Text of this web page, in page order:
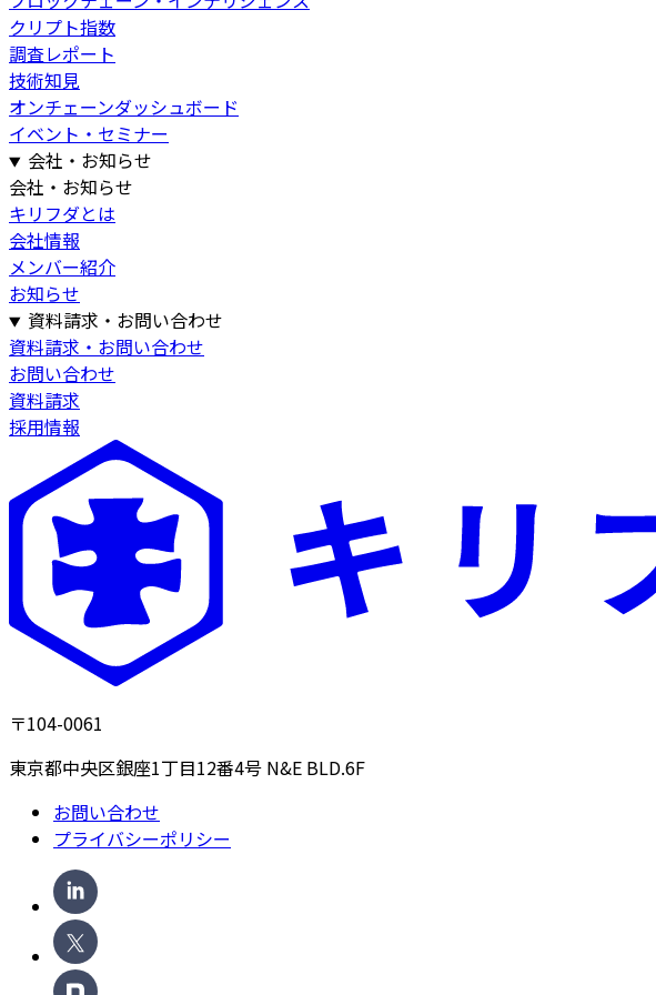
クリプト指数
調査レポート
技術知見
オンチェーンダッシュボード
イベント・セミナー
会社・お知らせ
会社・お知らせ
キリフダとは
会社情報
メンバー紹介
お知らせ
資料請求・お問い合わせ
資料請求・お問い合わせ
お問い合わせ
資料請求
採用情報
〒104-0061
東京都中央区銀座1丁目12番4号 N&E BLD.6F
お問い合わせ
プライバシーポリシー